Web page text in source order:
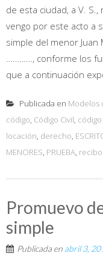
de esta ciudad, a V.
vengo por este acto a
simple del menor
…………, conforme los
que a continuación
Publicada en Modelos
código, Código Civil,
locación, derecho,
MENORES, PRUEBA,
Promuevo
simple
Publicada en abril 3,